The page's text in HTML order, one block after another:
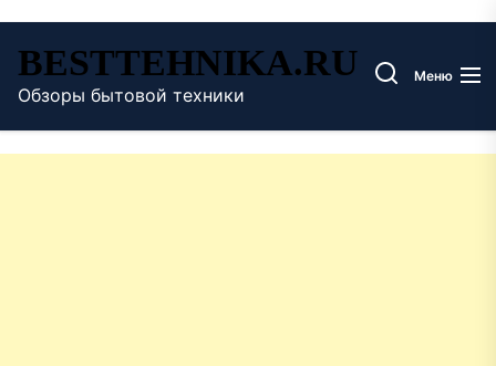
содержимому
BESTTEHNIKA.RU
Обзоры бытовой техники
Меню